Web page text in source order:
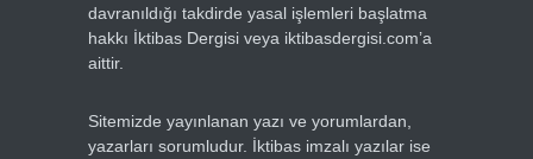
davranıldığı takdirde yasal işlemleri başlatma
hakkı İktibas Dergisi veya iktibasdergisi.com’a
aittir.
Sitemizde yayınlanan yazı ve yorumlardan,
yazarları sorumludur. İktibas imzalı yazılar ise